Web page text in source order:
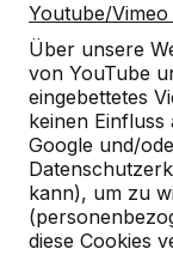
Youtube/
Über unsere
von YouTube
eingebettetes
keinen
Google und/
kann), um zu
diese Cookies
Unsere
und darüber